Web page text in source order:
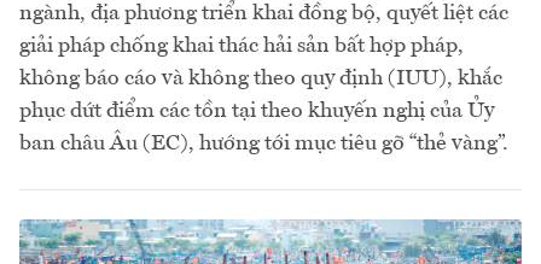
ngành, địa phương triển khai đồng bộ, quyết liệt các
giải pháp chống khai thác hải sản bất hợp pháp,
không báo cáo và không theo quy định (IUU), khắc
phục dứt điểm các tồn tại theo khuyến nghị của Ủy
ban châu Âu (EC), hướng tới mục tiêu gỡ “thẻ vàng”.